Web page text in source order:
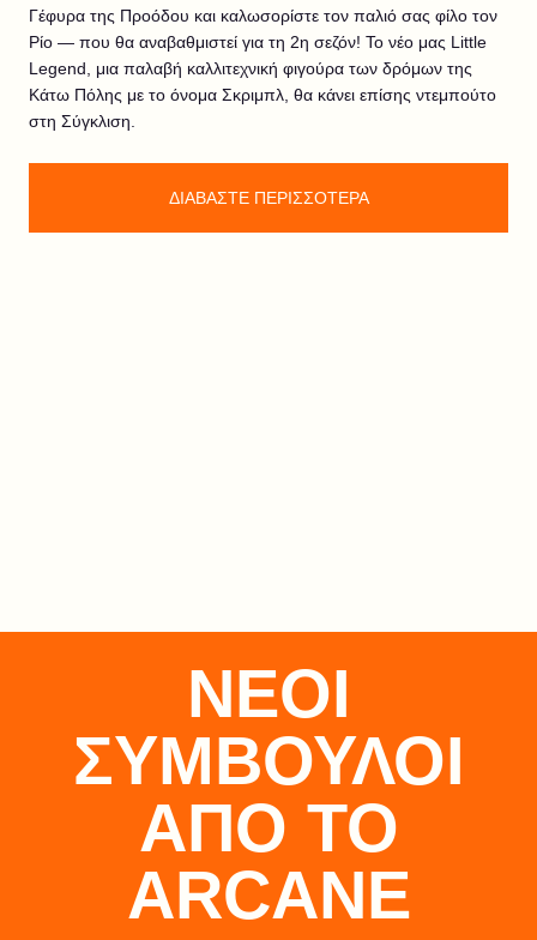
Γέφυρα της Προόδου και καλωσορίστε τον παλιό σας φίλο τον
Ρίο — που θα αναβαθμιστεί για τη 2η σεζόν! Το νέο μας Little
Legend, μια παλαβή καλλιτεχνική φιγούρα των δρόμων της
Κάτω Πόλης με το όνομα Σκριμπλ, θα κάνει επίσης ντεμπούτο
στη Σύγκλιση.
ΔΙΑΒΑΣΤΕ ΠΕΡΙΣΣΟΤΕΡΑ
ΝΕΟΙ
ΣΥΜΒΟΥΛΟΙ
ΑΠΟ ΤΟ
ARCANE